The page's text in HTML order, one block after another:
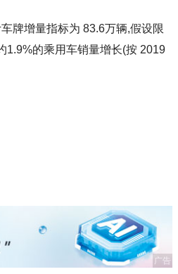
牌增量指标为 83.6万辆,假设限
1.9%的乘用车销量增长(按 2019
广告